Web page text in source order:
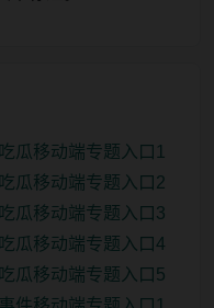
瓜移动端专题入口1
瓜移动端专题入口2
瓜移动端专题入口3
瓜移动端专题入口4
瓜移动端专题入口5